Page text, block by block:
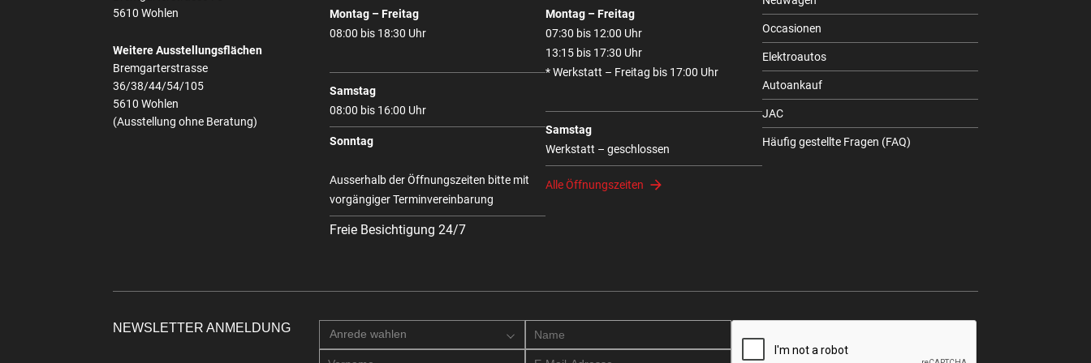
5610 Wohlen
Weitere Ausstellungsflächen
Bremgarterstrasse
36/38/44/54/105
5610 Wohlen
(Ausstellung ohne Beratung)
Montag – Freitag
08:00 bis 18:30 Uhr
Samstag
08:00 bis 16:00 Uhr
Sonntag
Ausserhalb der Öffnungszeiten bitte mit
vorgängiger Terminvereinbarung
Freie Besichtigung 24/7
Montag – Freitag
07:30 bis 12:00 Uhr
13:15 bis 17:30 Uhr
* Werkstatt – Freitag bis 17:00 Uhr
Samstag
Werkstatt – geschlossen
Alle Öffnungszeiten
Occasionen
Elektroautos
Autoankauf
JAC
Häufig gestellte Fragen (FAQ)
NEWSLETTER ANMELDUNG Anrede wahlen